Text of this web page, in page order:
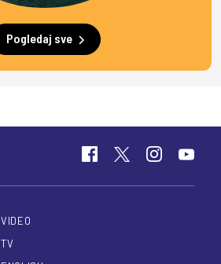
Pogledaj sve
VIDEO
TV